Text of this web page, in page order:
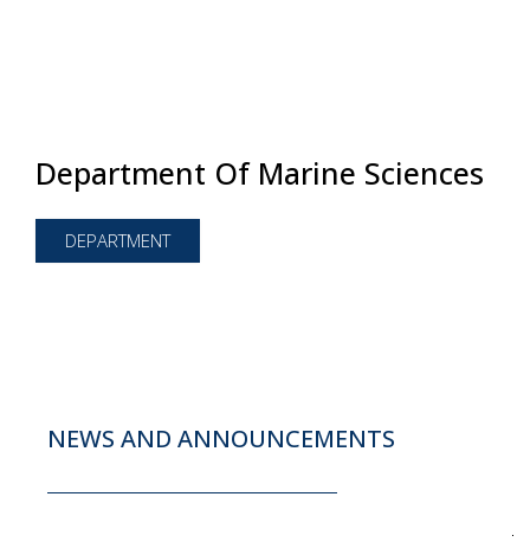
Department Of Marine Sciences
DEPARTMENT
NEWS AND ANNOUNCEMENTS